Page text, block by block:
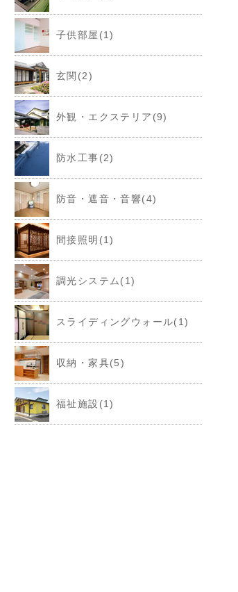
子供部屋(1)
玄関(2)
外観・エクステリア(9)
防水工事(2)
防音・遮音・音響(4)
間接照明(1)
調光システム(1)
スライディングウォール(1)
収納・家具(5)
福祉施設(1)